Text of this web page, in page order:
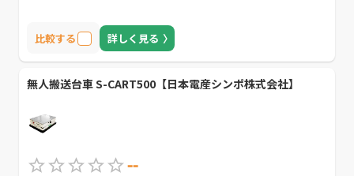
比較する 詳しく見る
無人搬送台車 S-CART500【日本電産シンポ株式会社】
--